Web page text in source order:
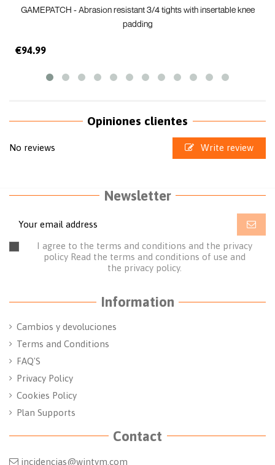
GAMEPATCH - Abrasion resistant 3/4 tights with insertable knee
padding
€94.99
Opiniones clientes
No reviews Write review
Newsletter
I agree to the terms and conditions and the privacy
policy Read the terms and conditions of use and
the privacy policy.
Information
Cambios y devoluciones
Terms and Conditions
FAQ'S
Privacy Policy
Cookies Policy
Plan Supports
Contact
incidencias@wintym.com